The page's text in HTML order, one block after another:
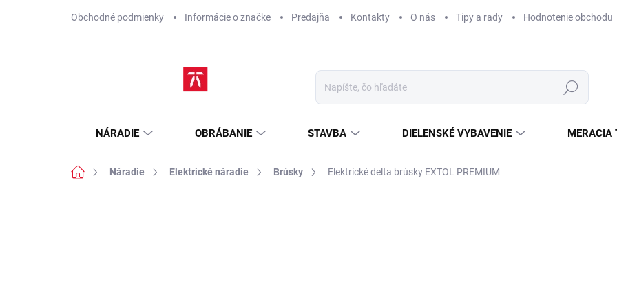
Obchodné podmienky Informácie o značke Predajňa Kontakty O nás Tipy a rady Hodnotenie obchodu
Hľadať
NÁRADIE OBRÁBANIE STAVBA DIELENSKÉ VYBAVENIE MERACIA
DomovNáradie Elektrické náradie Brúsky Elektrické delta brúsky EXTOL PREMIUM